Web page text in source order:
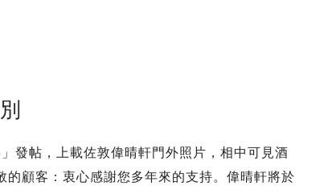
發帖，上載佐敦偉晴軒門外照片，相中可見酒
顧客：衷心感謝您多年來的支持。偉晴軒將於